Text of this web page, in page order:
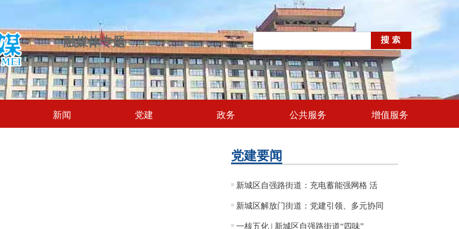
融媒体专题
新闻 党建 政务 公共服务 增值服务
党建要闻
新城区自强路街道：充电蓄能强网格 活
新城区解放门街道：党建引领、多元协同
一核五化 | 新城区自强路街道“四味”